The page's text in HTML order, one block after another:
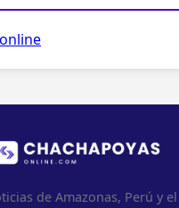
de Amazonas, Perú y